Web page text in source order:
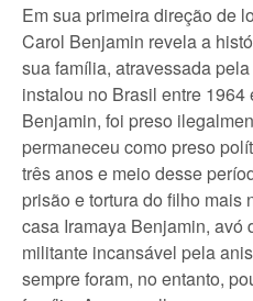
Em sua primeira direção de
Carol Benjamin revela a
sua família, atravessada
instalou no Brasil entre
Benjamin, foi preso
permaneceu como preso
três anos e meio desse
prisão e tortura do filho mais
casa Iramaya Benjamin, avó
militante incansável pela
sempre foram, no entanto,